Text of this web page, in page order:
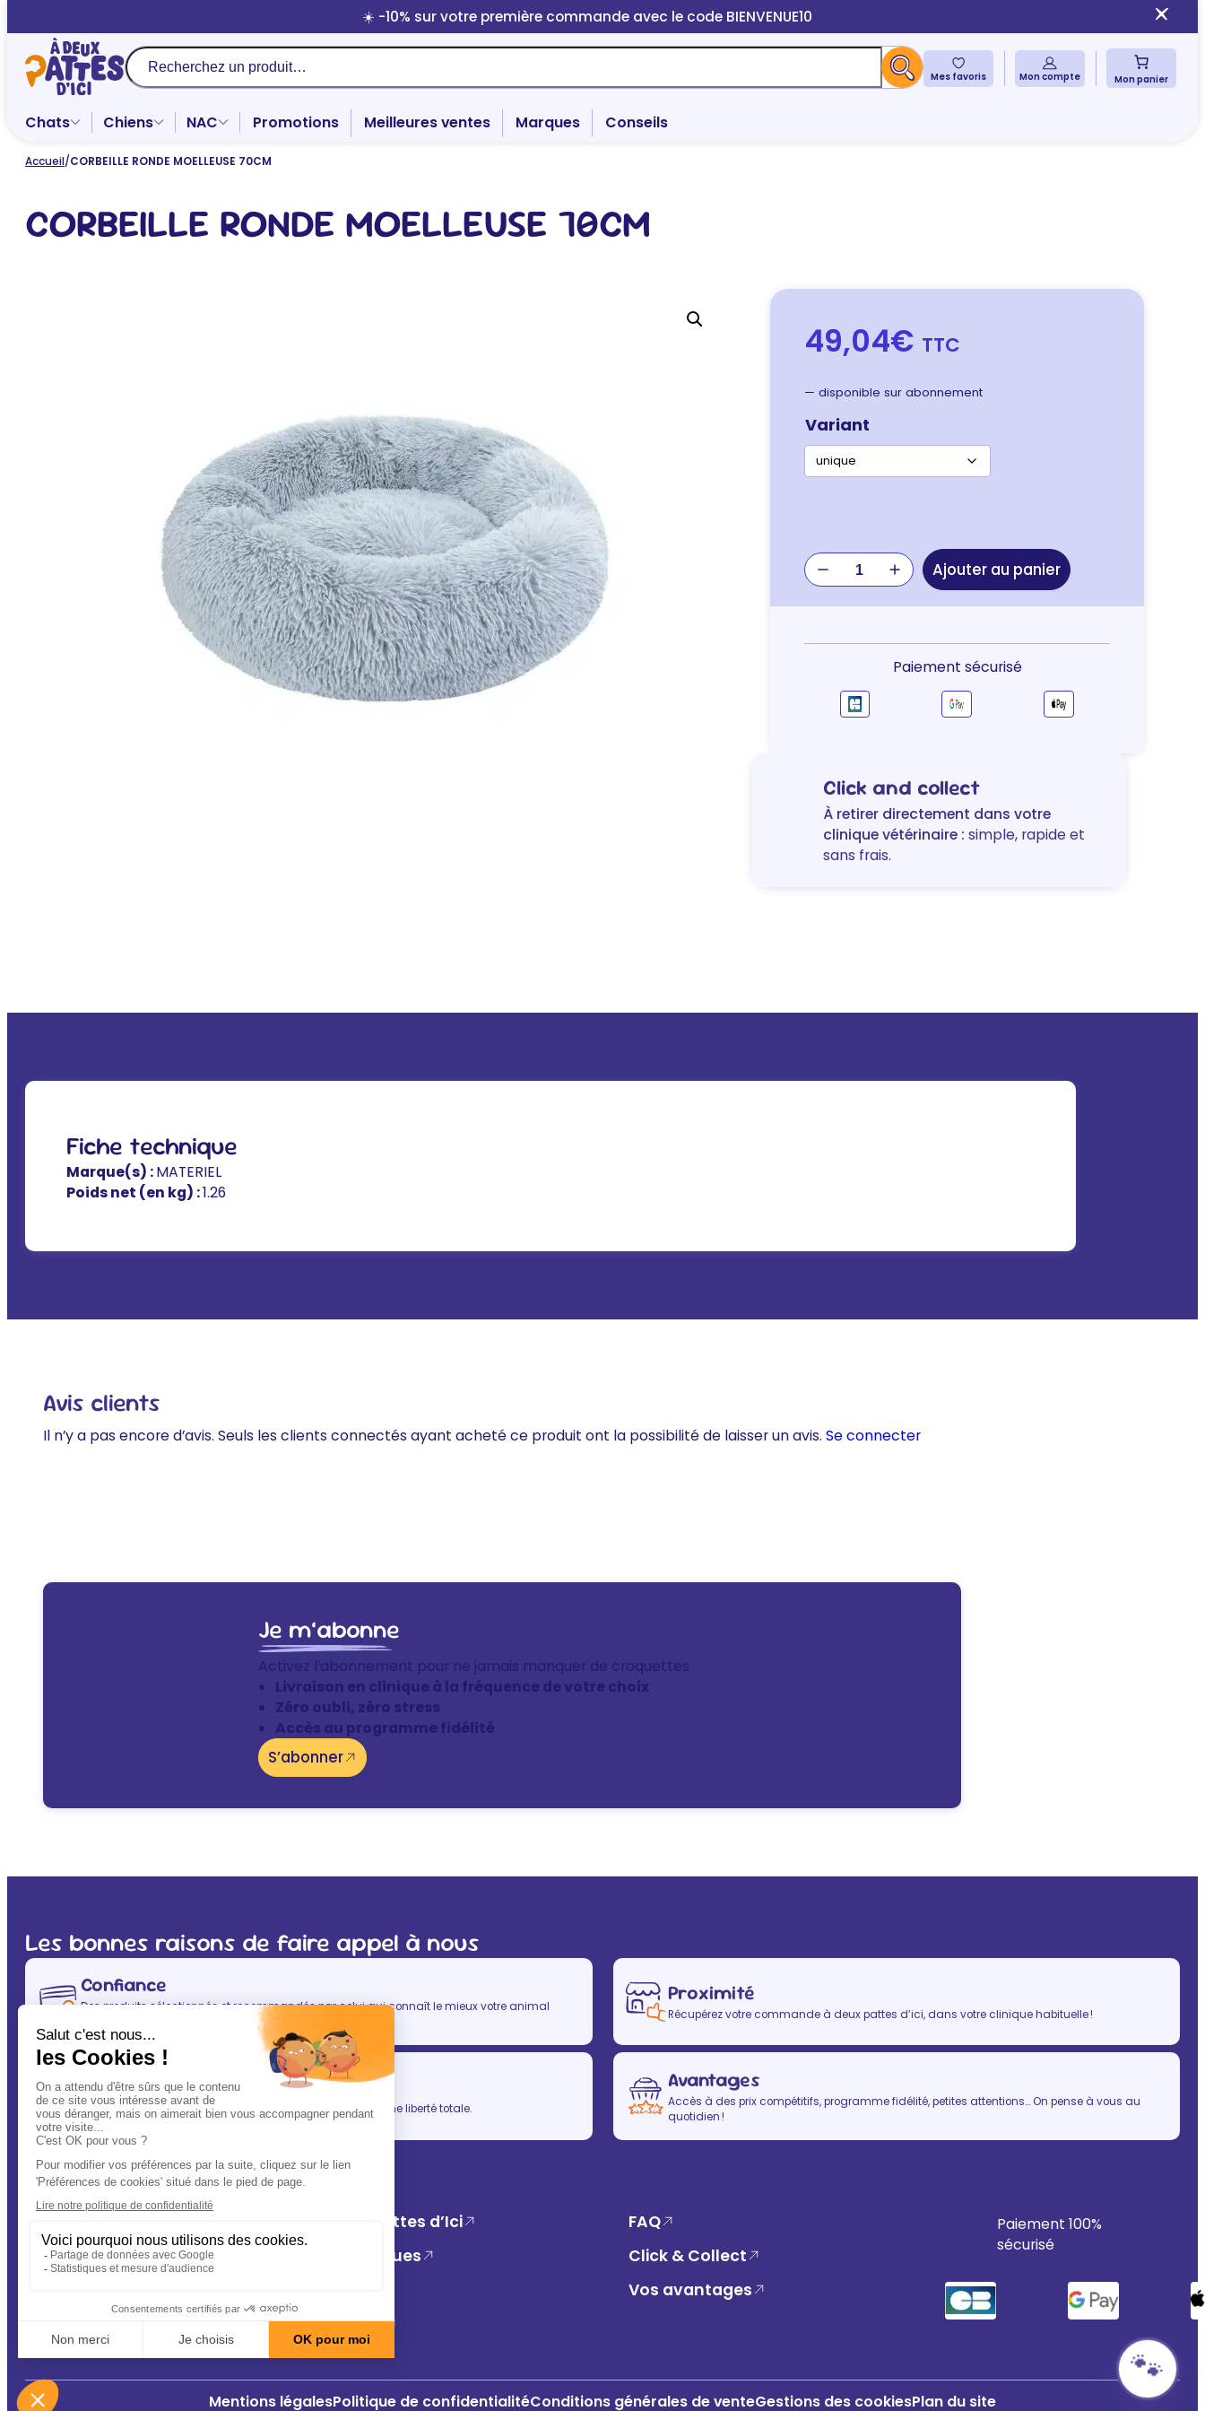
au
contenu
☀️ -10% sur votre première commande avec le code BIENVENUE10
Recherche
Mes favoris Mon compte Mon panier
Chats Chiens NAC Promotions Meilleures ventes Marques Conseils
Accueil/CORBEILLE RONDE MOELLEUSE 70CM
CORBEILLE RONDE MOELLEUSE 70CM
49,04€ TTC
— disponible sur abonnement
Variant
quantité
de
CORBEILLE
MOELLEUSE
Ajouter au panier
Paiement sécurisé
Click and collect
À retirer directement dans votre
clinique vétérinaire : simple, rapide et
sans frais.
Fiche technique
Marque(s) :MATERIEL
Poids net (en kg) :1.26
Avis clients
Il n’y a pas encore d’avis. Seuls les clients connectés ayant acheté ce produit ont la possibilité de laisser un avis. Se connecter
Je m’abonne
Activez l’abonnement pour ne jamais manquer de croquettes
Livraison en clinique à la fréquence de votre choix
Zéro oubli, zéro stress
Accès au programme fidélité
S’abonner
Les bonnes raisons de faire appel à nous
Confiance
Des produits sélectionnés et recommandés par celui qui connaît le mieux votre animal
(après vous évidemment ! ) : votre vétérinaire.
Proximité
Récupérez votre commande à deux pattes d’ici, dans votre clinique habituelle !
Simplicité
En un clic, vous allégez votre quotidien, tout en gardant une liberté totale.
Avantages
Accès à des prix compétitifs, programme fidélité, petites attentions… On pense à vous au
quotidien !
A Deux Pattes d’Ici
FAQ
Nos cliniques
Click & Collect
Vos avantages
Conseils
Paiement 100%
sécurisé
Mentions légalesPolitique de confidentialitéConditions générales de venteGestions des cookiesPlan du site
🐾